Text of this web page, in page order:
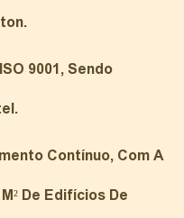
9001, Sendo
Contínuo, Com A
De Edifícios De